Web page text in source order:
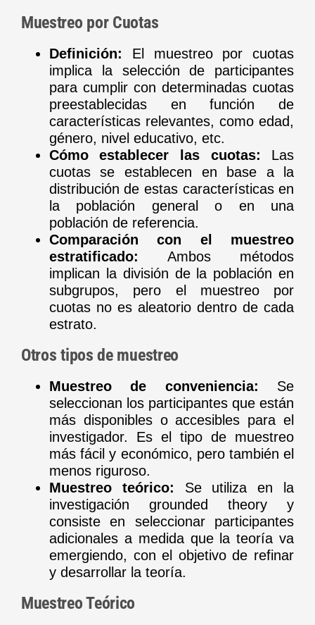
Muestreo por Cuotas
Definición: El muestreo por cuotas
implica la selección de participantes
para cumplir con determinadas cuotas
preestablecidas en función de
características relevantes, como edad,
género, nivel educativo, etc.
Cómo establecer las cuotas: Las
cuotas se establecen en base a la
distribución de estas características en
la población general o en una
población de referencia.
Comparación con el muestreo
estratificado: Ambos métodos
implican la división de la población en
subgrupos, pero el muestreo por
cuotas no es aleatorio dentro de cada
estrato.
Otros tipos de muestreo
Muestreo de conveniencia: Se
seleccionan los participantes que están
más disponibles o accesibles para el
investigador. Es el tipo de muestreo
más fácil y económico, pero también el
menos riguroso.
Muestreo teórico: Se utiliza en la
investigación grounded theory y
consiste en seleccionar participantes
adicionales a medida que la teoría va
emergiendo, con el objetivo de refinar
y desarrollar la teoría.
Muestreo Teórico